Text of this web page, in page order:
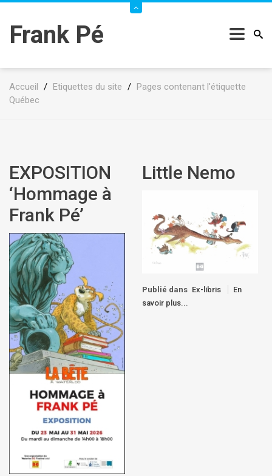
Frank Pé
Accueil / Etiquettes du site / Pages contenant l'étiquette
Québec
EXPOSITION
‘Hommage à
Frank Pé’
Little Nemo
Publié dans Ex-libris
En
savoir plus...